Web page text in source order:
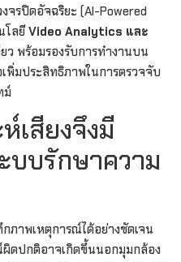
จรปิดอัจฉริยะ (AI-Powered
โลยี Video Analytics และ
ว พร้อมรองรับการทำงานบน
เพิ่มประสิทธิภาพในการตรวจจับ
ม์
เสียงจึงมี
บบรักษาความ
ภาพเหตุการณ์ได้อย่างชัดเจน
ดปกติอาจเกิดขึ้นนอกมุมกล้อง